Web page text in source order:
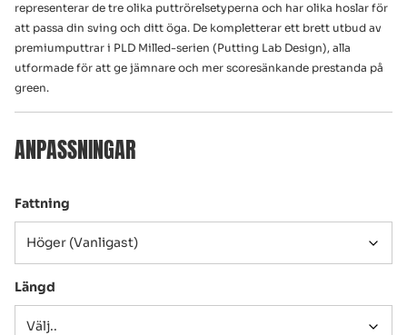
representerar de tre olika puttrörelsetyperna och har olika hoslar för
att passa din sving och ditt öga. De kompletterar ett brett utbud av
premiumputtrar i PLD Milled-serien (Putting Lab Design), alla
utformade för att ge jämnare och mer score­sänkande prestanda på
green.
ANPASSNINGAR
Fattning
Längd